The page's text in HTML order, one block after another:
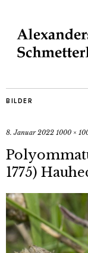
BILDER
8. Januar 2022 1000 ×
1775)